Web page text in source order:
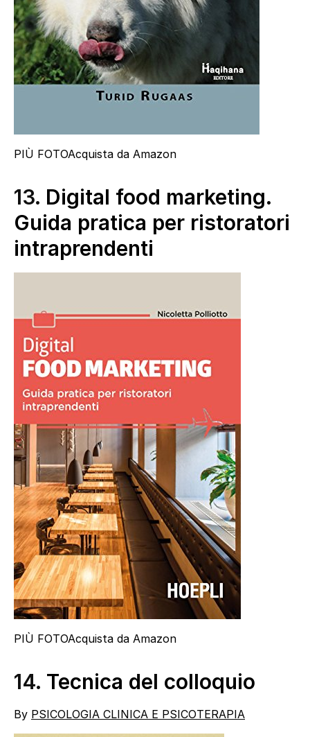
PIÙ FOTOAcquista da Amazon
13. Digital food marketing.
Guida pratica per ristoratori
intraprendenti
PIÙ FOTOAcquista da Amazon
14. Tecnica del colloquio
By PSICOLOGIA CLINICA E PSICOTERAPIA